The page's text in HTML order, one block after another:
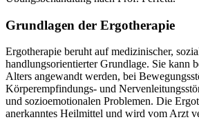
Grundlagen der Ergotherapie
Ergotherapie beruht auf medizinischer,
handlungsorientierter Grundlage. Sie kann
Alters angewandt werden, bei
Körperempfindungs- und
und sozioemotionalen Problemen. Die
anerkanntes Heilmittel und wird vom Arzt